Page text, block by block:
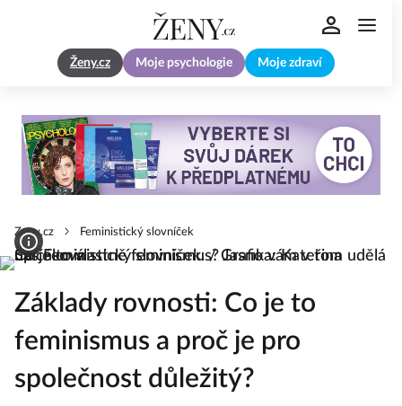
Ženy.cz Moje psychologie Moje zdraví
Zeny.cz Feministický slovníček
Základy rovnosti: Co je to
feminismus a proč je pro
společnost důležitý?